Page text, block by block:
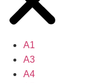
A1
A3
A4